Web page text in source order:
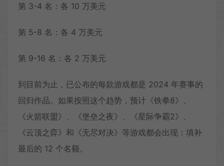
第 3-4 名：各 10 万美元
第 5-8 名：各 4 万美元
第 9-16 名：各 2 万美元
到目前为止，已公布的每款游戏都是 2024 年赛事的
回归作品。如果按照这个趋势，预计《铁拳8》、
《火箭联盟》、《堡垒之夜》、《星际争霸2》、
《云顶之弈》和《无尽对决》等游戏都会出现：填补
最后的 12 个名额。